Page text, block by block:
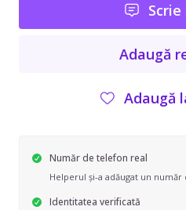
Adaugă
Adaugă
Număr de telefon real
Helperul și-a adăugat un
Identitatea verificată